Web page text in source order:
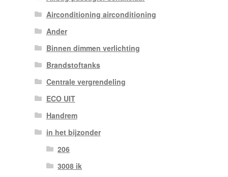
Airconditioning airconditioning
Ander
Binnen dimmen verlichting
Brandstoftanks
Centrale vergrendeling
ECO UIT
Handrem
in het bijzonder
206
3008 ik